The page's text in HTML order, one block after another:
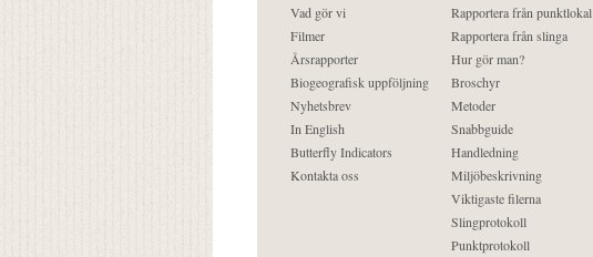
Vad gör vi
Filmer
Årsrapporter
Biogeografisk uppföljning
Nyhetsbrev
In English
Butterfly Indicators
Kontakta oss
Rapportera från punktlokal
Rapportera från slinga
Hur gör man?
Broschyr
Metoder
Snabbguide
Handledning
Miljöbeskrivning
Viktigaste filerna
Slingprotokoll
Punktprotokoll